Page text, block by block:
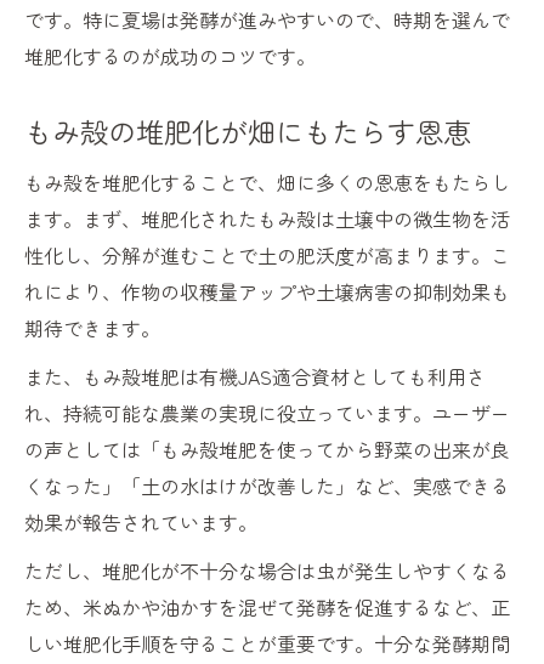
です。特に夏場は発酵が進みやすいので、時期を選んで
堆肥化するのが成功のコツです。
もみ殻の堆肥化が畑にもたらす恩恵
もみ殻を堆肥化することで、畑に多くの恩恵をもたらし
ます。まず、堆肥化されたもみ殻は土壌中の微生物を活
性化し、分解が進むことで土の肥沃度が高まります。こ
れにより、作物の収穫量アップや土壌病害の抑制効果も
期待できます。
また、もみ殻堆肥は有機JAS適合資材としても利用さ
れ、持続可能な農業の実現に役立っています。ユーザー
の声としては「もみ殻堆肥を使ってから野菜の出来が良
くなった」「土の水はけが改善した」など、実感できる
効果が報告されています。
ただし、堆肥化が不十分な場合は虫が発生しやすくなる
ため、米ぬかや油かすを混ぜて発酵を促進するなど、正
しい堆肥化手順を守ることが重要です。十分な発酵期間